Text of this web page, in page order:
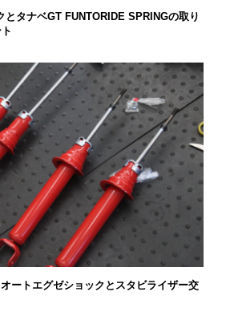
とタナベGT FUNTORIDE SPRINGの取り
ートエグゼショックとスタビライザー交